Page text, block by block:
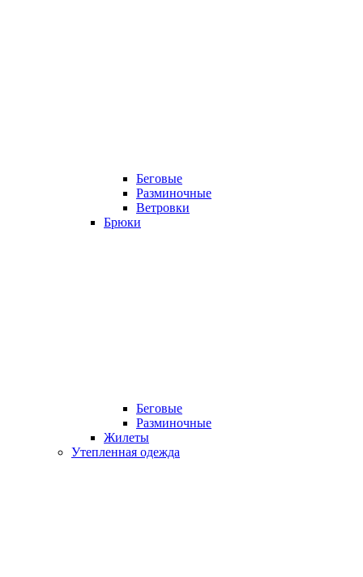
Беговые
Разминочные
Ветровки
Брюки
Беговые
Разминочные
Жилеты
Утепленная одежда